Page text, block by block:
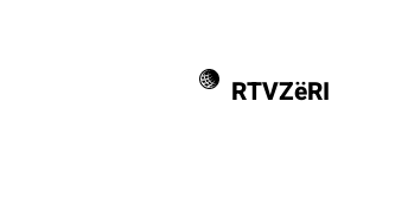
RTVZëRI